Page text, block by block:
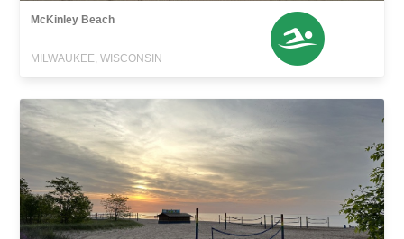
McKinley Beach
MILWAUKEE, WISCONSIN